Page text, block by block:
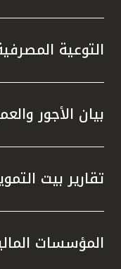
التوعية
بيان الأجور
تقارير بيت
المؤسسات